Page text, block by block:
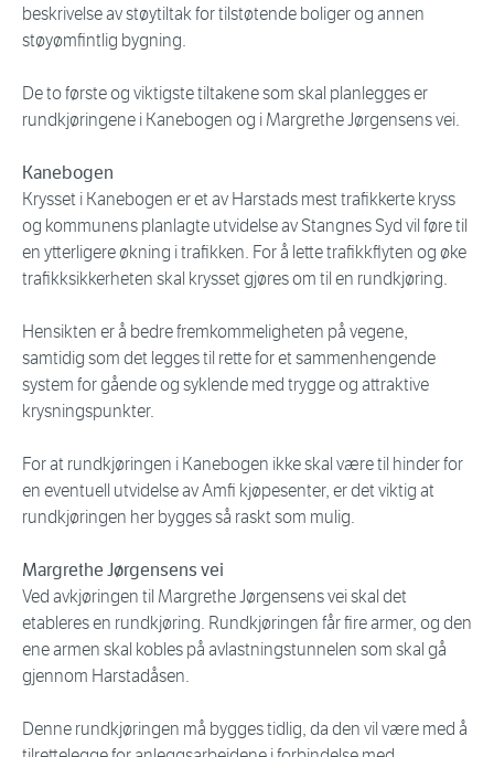
beskrivelse av støytiltak for tilstøtende boliger og annen
støyømfintlig bygning.
De to første og viktigste tiltakene som skal planlegges er
rundkjøringene i Kanebogen og i Margrethe Jørgensens vei.
Kanebogen
Krysset i Kanebogen er et av Harstads mest trafikkerte kryss
og kommunens planlagte utvidelse av Stangnes Syd vil føre til
en ytterligere økning i trafikken. For å lette trafikkflyten og øke
trafikksikkerheten skal krysset gjøres om til en rundkjøring.
Hensikten er å bedre fremkommeligheten på vegene,
samtidig som det legges til rette for et sammenhengende
system for gående og syklende med trygge og attraktive
krysningspunkter.
For at rundkjøringen i Kanebogen ikke skal være til hinder for
en eventuell utvidelse av Amfi kjøpesenter, er det viktig at
rundkjøringen her bygges så raskt som mulig.
Margrethe Jørgensens vei
Ved avkjøringen til Margrethe Jørgensens vei skal det
etableres en rundkjøring. Rundkjøringen får fire armer, og den
ene armen skal kobles på avlastningstunnelen som skal gå
gjennom Harstadåsen.
Denne rundkjøringen må bygges tidlig, da den vil være med å